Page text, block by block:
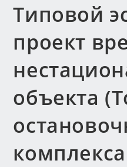
Типовой
проект
объекта